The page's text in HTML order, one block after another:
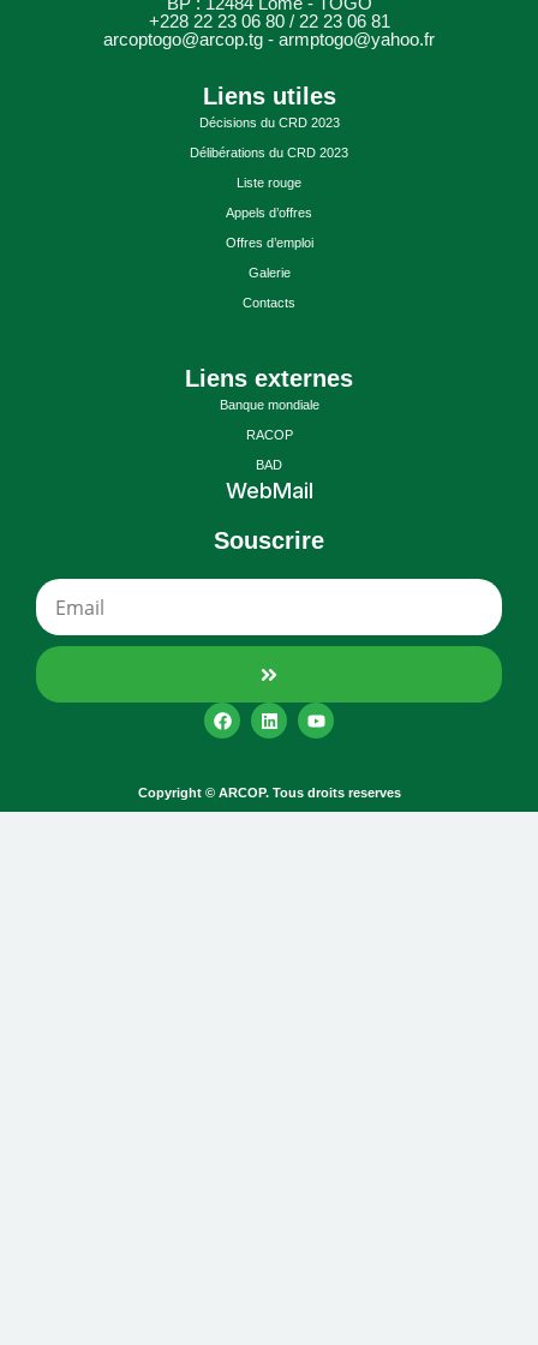
+228 22 23 06 80 / 22 23 06 81
arcoptogo@arcop.tg - armptogo@yahoo.fr
Liens utiles
Décisions du CRD 2023
Délibérations du CRD 2023
Liste rouge
Appels d’offres
Offres d’emploi
Galerie
Contacts
Liens externes
Banque mondiale
RACOP
BAD
WebMail
Souscrire
Copyright © ARCOP. Tous droits reserves